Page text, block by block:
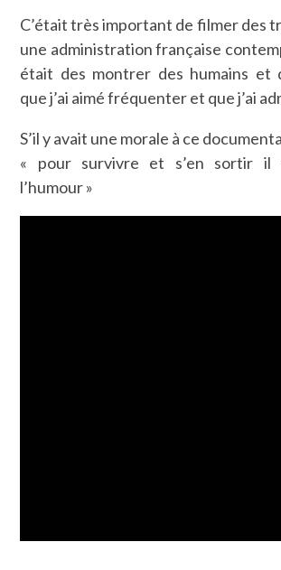
C’était très important de filmer des
une administration française
était des montrer des humains et
que j’ai aimé fréquenter et que j’ai
S’il y avait une morale à ce
« pour survivre et s’en sortir il
l’humour »